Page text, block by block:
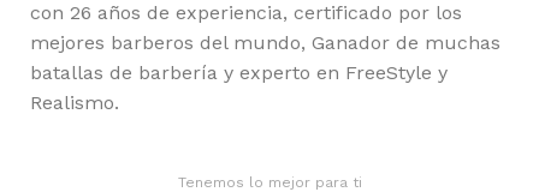
con 26 años de experiencia, certificado por los
mejores barberos del mundo, Ganador de muchas
batallas de barbería y experto en FreeStyle y
Realismo.
Tenemos lo mejor para ti